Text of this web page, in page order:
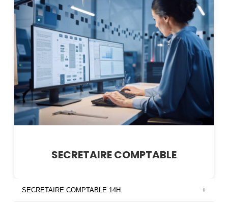
SECRETAIRE COMPTABLE
SECRETAIRE COMPTABLE 14H +